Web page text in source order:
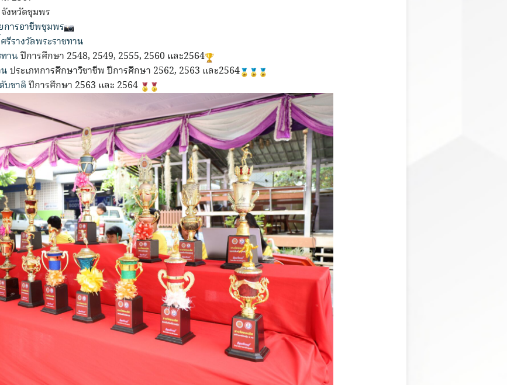
งหวัดชุมพร
ารอาชีพชุมพร
รางวัลพระราชทาน
านปีการศึกษา 2548, 2549, 2555, 2560 และ2564
ประเภทการศึกษาวิชาชีพ ปีการศึกษา 2562, 2563 และ2564
บชาติ ปีการศึกษา 2563 และ 2564